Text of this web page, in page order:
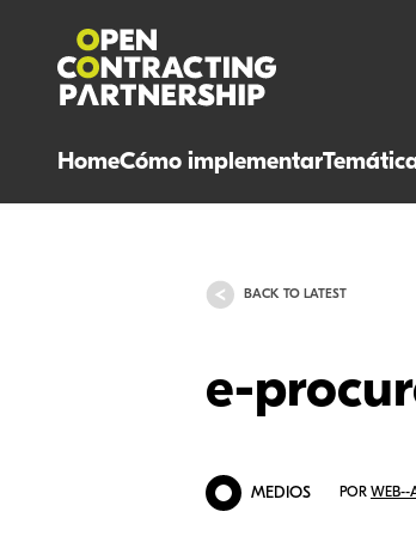
HomeCómo implementar
BACK TO LATEST
e-
MEDIOS POR WEB--